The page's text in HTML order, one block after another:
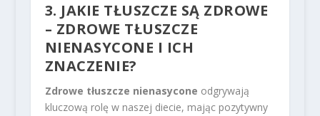
3. JAKIE TŁUSZCZE SĄ ZDROWE
– ZDROWE TŁUSZCZE
NIENASYCONE I ICH
ZNACZENIE?
Zdrowe tłuszcze nienasycone odgrywają
kluczową rolę w naszej diecie, mając pozytywny